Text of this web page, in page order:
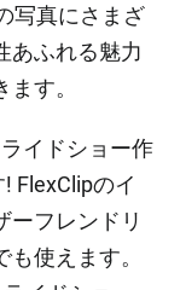
写真にさまざ
あふれる魅力
す。
イドショー作
FlexClipのイ
ーフレンドリ
使えます。